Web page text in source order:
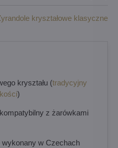
kryształowe klasyczne
kryształu (tradycyjny
)
z żarówkami
w Czechach